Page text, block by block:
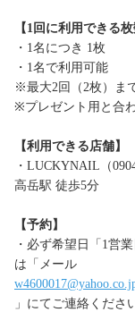
【1回に利用できる枚
・1名につき 1枚
・1名で利用可能
※最大2回（2枚）ま
※プレゼント用と合
【利用できる店舗】
・LUCKYNAIL（
高岳駅 徒歩5分
【予約】
・必ず希望日「1営
は「メール
」にてご連絡くださ